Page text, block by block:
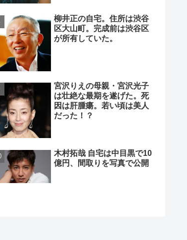
柳井正の自宅。住所は渋谷
区大山町。完成前は渋谷区
が所有していた。
宮沢りえの母親・宮沢光子
は壮絶な最期を遂げた。死
因は肝腫瘍。若い頃は美人
だった！？
木村拓哉 自宅は中目黒で10
億円、間取りを写真で公開